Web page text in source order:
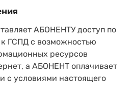
АБОНЕНТУ доступ по
ГСПД с возможностью
ресурсов
а АБОНЕНТ оплачивает
с условиями настоящего